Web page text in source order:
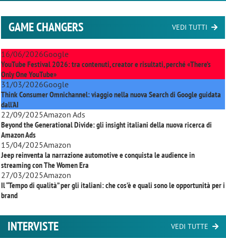
GAME CHANGERS VEDI TUTTI
16/06/2026Google
YouTube Festival 2026: tra contenuti, creator e risultati, perché «There’s
Only One YouTube»
31/03/2026Google
Think Consumer Omnichannel: viaggio nella nuova Search di Google guidata
dall'AI
22/09/2025Amazon Ads
Beyond the Generational Divide: gli insight italiani della nuova ricerca di
Amazon Ads
15/04/2025Amazon
Jeep reinventa la narrazione automotive e conquista le audience in
streaming conThe Women Era
27/03/2025Amazon
Il “Tempo di qualità” per gli italiani: che cos’è e quali sono le opportunità per i
brand
INTERVISTE VEDI TUTTE